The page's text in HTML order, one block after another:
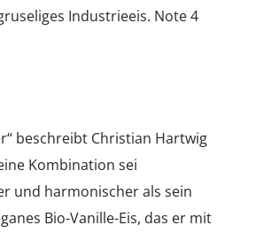
Industrieeis. Note 4
beschreibt Christian Hartwig
Kombination sei
und harmonischer als sein
Bio-Vanille-Eis, das er mit